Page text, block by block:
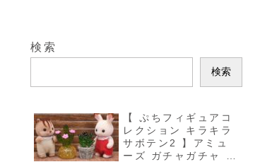
検索
検索
【 ぷちフィギュアコ
レクション キラキラ
サボテン2 】アミュ
ーズ ガチャガチャ カ